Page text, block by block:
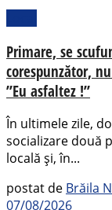
Primare, se
corespunzător,
”Eu asfaltez !”
În ultimele zile,
socializare două
locală și, în...
postat de Brăila
07/08/2026